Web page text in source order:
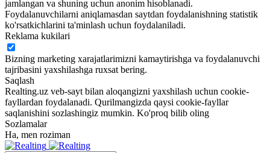
jamlangan va shuning uchun anonim hisoblanadi.
Foydalanuvchilarni aniqlamasdan saytdan foydalanishning statistik
ko'rsatkichlarini ta'minlash uchun foydalaniladi.
Reklama kukilari
Bizning marketing xarajatlarimizni kamaytirishga va foydalanuvchi
tajribasini yaxshilashga ruxsat bering.
Saqlash
Realting.uz veb-sayt bilan aloqangizni yaxshilash uchun cookie-
fayllardan foydalanadi. Qurilmangizda qaysi cookie-fayllar
saqlanishini sozlashingiz mumkin. Ko'proq bilib oling
Sozlamalar
Ha, men roziman